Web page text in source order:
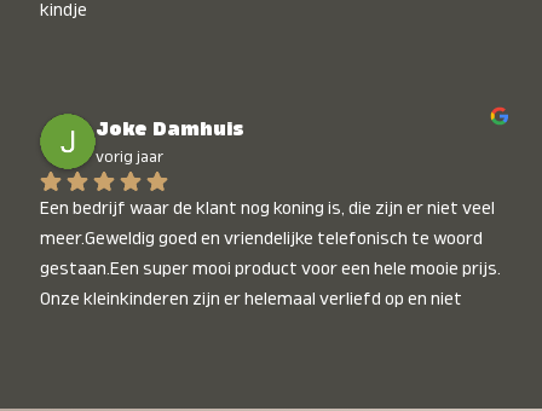
kindje
Joke Damhuis
vorig jaar
Een bedrijf waar de klant nog koning is, die zijn er niet veel
meer.Geweldig goed en vriendelijke telefonisch te woord
gestaan.Een super mooi product voor een hele mooie prijs.
Onze kleinkinderen zijn er helemaal verliefd op en niet